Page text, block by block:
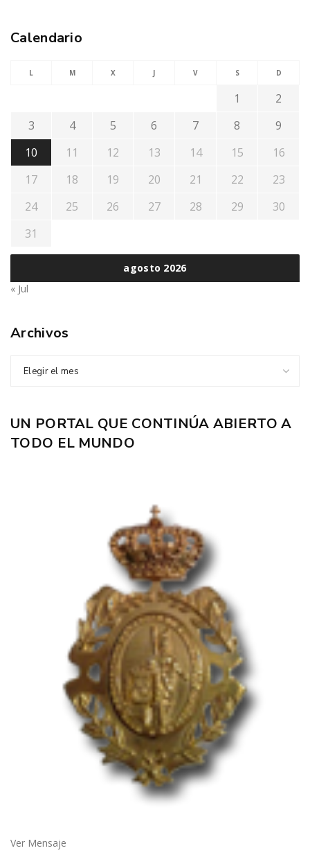
Calendario
agosto 2026
L M X J V S D
1
2
3
4 5 6 7 8
9
10
11 12 13 14 15
16
17
18 19 20 21 22
23
24
25 26 27 28 29
30
31
« Jul
Archivos
Elegir el mes
UN PORTAL QUE CONTINÚA ABIERTO A
TODO EL MUNDO
Ver Mensaje